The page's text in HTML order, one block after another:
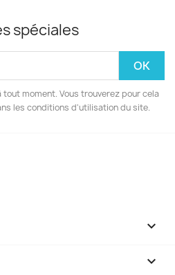
spéciales
moment. Vous trouverez pour cela
les conditions d'utilisation du site.

